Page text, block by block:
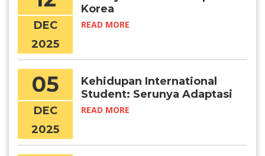
DEC
2025
Korea
READ MORE
05
DEC
2025
Kehidupan International
Student: Serunya Adaptasi
di Korea
READ MORE